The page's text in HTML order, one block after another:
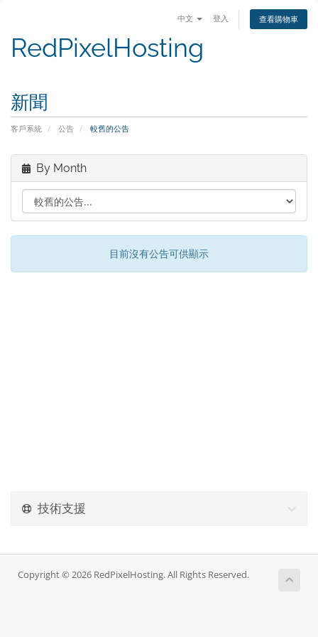
中文 登入 查看購物車
RedPixelHosting
新聞
客戶系統 公告 較舊的公告
By Month
目前沒有公告可供顯示
技術支援
Copyright © 2026 RedPixelHosting. All Rights Reserved.